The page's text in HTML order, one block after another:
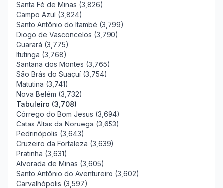
Santa Fé de Minas (3,826)
Campo Azul (3,824)
Santo Antônio do Itambé (3,799)
Diogo de Vasconcelos (3,790)
Guarará (3,775)
Itutinga (3,768)
Santana dos Montes (3,765)
São Brás do Suaçuí (3,754)
Matutina (3,741)
Nova Belém (3,732)
Tabuleiro (3,708)
Córrego do Bom Jesus (3,694)
Catas Altas da Noruega (3,653)
Pedrinópolis (3,643)
Cruzeiro da Fortaleza (3,639)
Pratinha (3,631)
Alvorada de Minas (3,605)
Santo Antônio do Aventureiro (3,602)
Carvalhópolis (3,597)